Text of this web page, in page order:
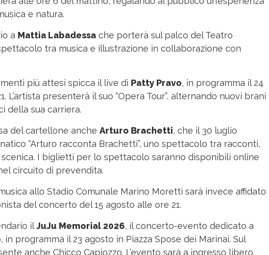
e natura.
a Mattia Labadessa che porterà sul palco del Teatro
tra musica e illustrazione in collaborazione con
più attesi spicca il live di Patty Pravo, in programma il 24
L’artista presenterà il suo “Opera Tour”, alternando nuovi brani
della sua carriera.
del cartellone anche Arturo Brachetti, che il 30 luglio
“Arturo racconta Brachetti”, uno spettacolo tra racconti,
I biglietti per lo spettacolo saranno disponibili online
circuito di prevendita.
allo Stadio Comunale Marino Moretti sarà invece affidato
del concerto del 15 agosto alle ore 21.
ilJuJu Memorial 2026, il concerto-evento dedicato a
in programma il 23 agosto in Piazza Spose dei Marinai. Sul
anche Chicco Capiozzo. L’evento sarà a ingresso libero.